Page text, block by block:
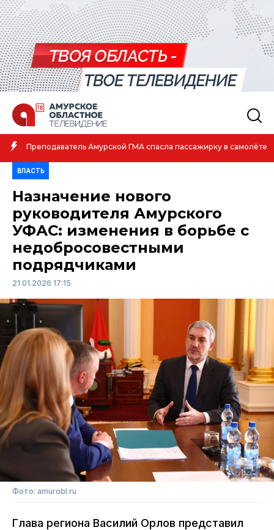
Амурская спортсменка выиграла первенство России по
атлетике
ВЛАСТЬ
Назначение нового
руководителя Амурского
УФАС: изменения в борьбе с
недобросовестными
подрядчиками
21.01.2026 17:15
Фото: amurobl.ru
Глава региона Василий Орлов представил